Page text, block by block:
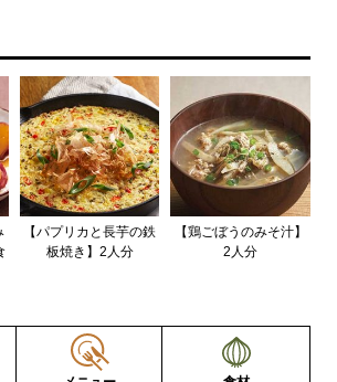
【パプリカと長芋の鉄
板焼き】2人分
【鶏ごぼうのみそ汁】
2人分